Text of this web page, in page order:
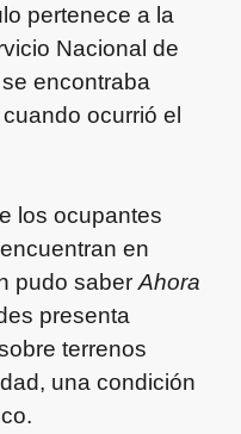
pertenece a la
Nacional de
encontraba
ocurrió el
los ocupantes
en
pudo saber Ahora
presenta
terrenos
una condición